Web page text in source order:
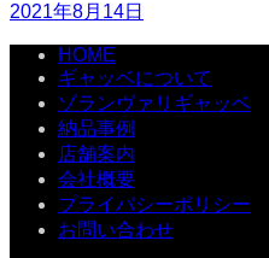
2021年8月14日
HOME
ギャッベについて
ゾランヴァリギャッベ
納品事例
店舗案内
会社概要
プライバシーポリシー
お問い合わせ